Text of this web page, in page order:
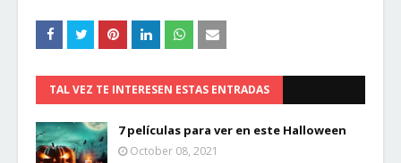
TAL VEZ TE INTERESEN ESTAS ENTRADAS
7 películas para ver en este Halloween
October 08, 2021